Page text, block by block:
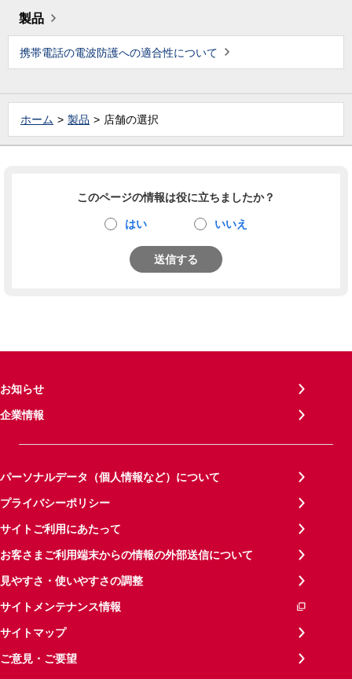
製品
携帯電話の電波防護への適合性について
ホーム 製品 店舗の選択
このページの情報は役に立ちましたか？
はい いいえ
送信する
お知らせ
企業情報
パーソナルデータ（個人情報など）について
プライバシーポリシー
サイトご利用にあたって
お客さまご利用端末からの情報の外部送信について
見やすさ・使いやすさの調整
サイトメンテナンス情報
サイトマップ
ご意見・ご要望